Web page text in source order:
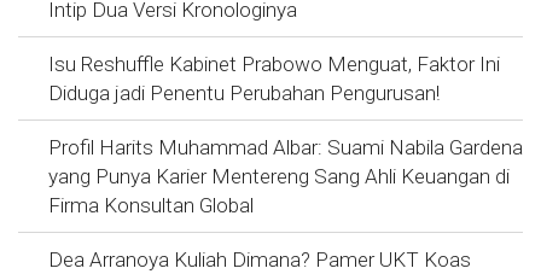
Intip Dua Versi Kronologinya
Isu Reshuffle Kabinet Prabowo Menguat, Faktor Ini
Diduga jadi Penentu Perubahan Pengurusan!
Profil Harits Muhammad Albar: Suami Nabila Gardena
yang Punya Karier Mentereng Sang Ahli Keuangan di
Firma Konsultan Global
Dea Arranoya Kuliah Dimana? Pamer UKT Koas